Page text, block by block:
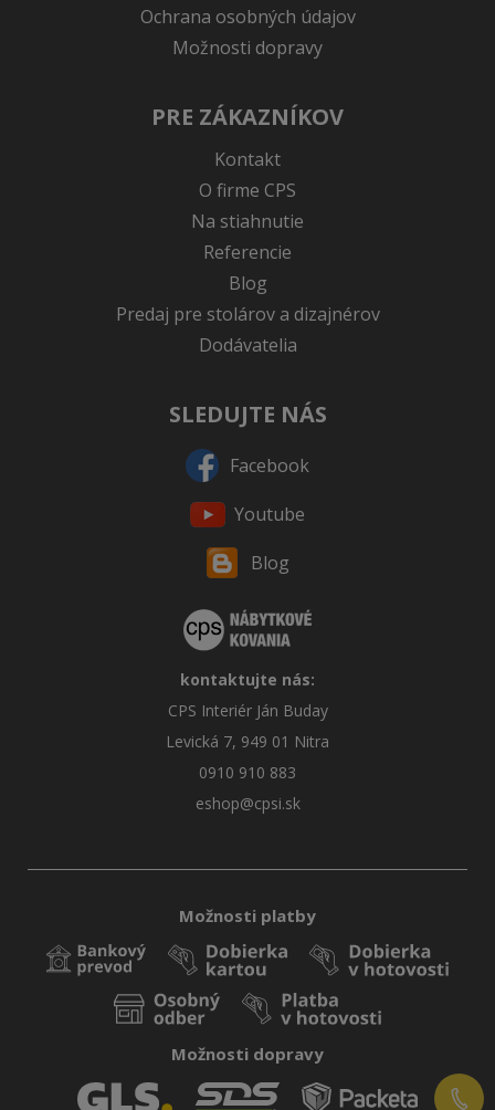
Ochrana osobných údajov
Možnosti dopravy
PRE ZÁKAZNÍKOV
Kontakt
O firme CPS
Na stiahnutie
Referencie
Blog
Predaj pre stolárov a dizajnérov
Dodávatelia
SLEDUJTE NÁS
Facebook
Youtube
Blog
kontaktujte nás:
CPS Interiér Ján Buday
Levická 7, 949 01 Nitra
0910 910 883
eshop@cpsi.sk
Možnosti platby
Možnosti dopravy